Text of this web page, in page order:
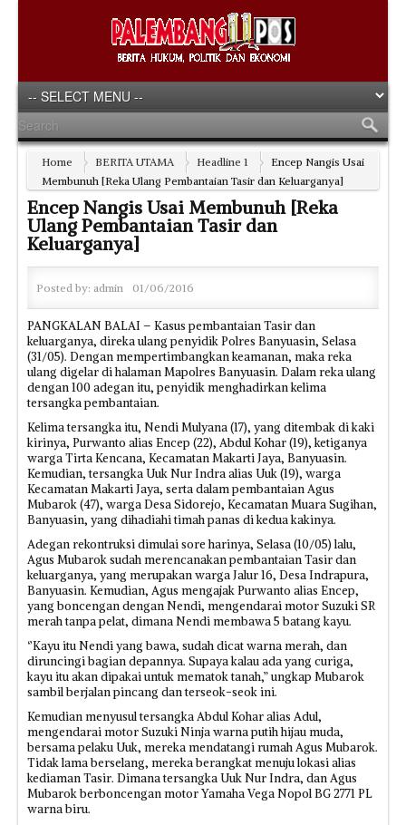
Home BERITA UTAMA Headline 1
Encep Nangis Usai
Membunuh [Reka Ulang Pembantaian Tasir dan Keluarganya]
Encep Nangis Usai Membunuh [Reka
Ulang Pembantaian Tasir dan
Keluarganya]
Posted by: admin 01/06/2016
PANGKALAN BALAI – Kasus pembantaian Tasir dan
keluarganya, direka ulang penyidik Polres Banyuasin, Selasa
(31/05). Dengan mempertimbangkan keamanan, maka reka
ulang digelar di halaman Mapolres Banyuasin. Dalam reka ulang
dengan 100 adegan itu, penyidik menghadirkan kelima
tersangka pembantaian.
Kelima tersangka itu, Nendi Mulyana (17), yang ditembak di kaki
kirinya, Purwanto alias Encep (22), Abdul Kohar (19), ketiganya
warga Tirta Kencana, Kecamatan Makarti Jaya, Banyuasin.
Kemudian, tersangka Uuk Nur Indra alias Uuk (19), warga
Kecamatan Makarti Jaya, serta dalam pembantaian Agus
Mubarok (47), warga Desa Sidorejo, Kecamatan Muara Sugihan,
Banyuasin, yang dihadiahi timah panas di kedua kakinya.
Adegan rekontruksi dimulai sore harinya, Selasa (10/05) lalu,
Agus Mubarok sudah merencanakan pembantaian Tasir dan
keluarganya, yang merupakan warga Jalur 16, Desa Indrapura,
Banyuasin. Kemudian, Agus mengajak Purwanto alias Encep,
yang boncengan dengan Nendi, mengendarai motor Suzuki SR
merah tanpa pelat, dimana Nendi membawa 5 batang kayu.
‘’Kayu itu Nendi yang bawa, sudah dicat warna merah, dan
diruncingi bagian depannya. Supaya kalau ada yang curiga,
kayu itu akan dipakai untuk mematok tanah,” ungkap Mubarok
sambil berjalan pincang dan terseok-seok ini.
Kemudian menyusul tersangka Abdul Kohar alias Adul,
mengendarai motor Suzuki Ninja warna putih hijau muda,
bersama pelaku Uuk, mereka mendatangi rumah Agus Mubarok.
Tidak lama berselang, mereka berangkat menuju lokasi alias
kediaman Tasir. Dimana tersangka Uuk Nur Indra, dan Agus
Mubarok berboncengan motor Yamaha Vega Nopol BG 2771 PL
warna biru.